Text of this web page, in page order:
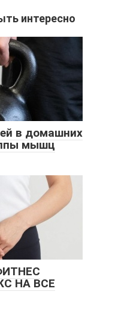
интересно
в домашних
мышц
НА ВСЕ